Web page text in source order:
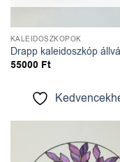
KALEIDOSZKÓPOK
Drapp kaleidoszkóp
55000 Ft